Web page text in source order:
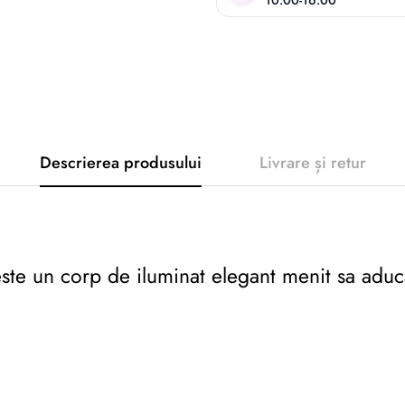
Descrierea produsului Livrare și retur
un corp de iluminat elegant menit sa